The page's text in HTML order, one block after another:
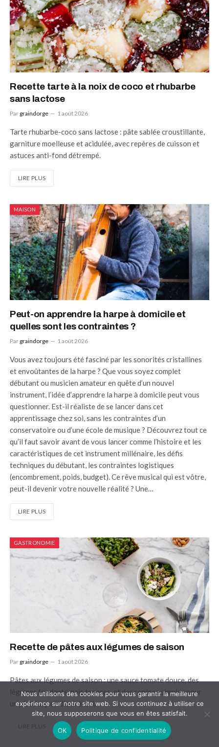
Recette tarte à la noix de coco et rhubarbe
sans lactose
Par graindorge 1 août 2026
Tarte rhubarbe-coco sans lactose : pâte sablée croustillante,
garniture moelleuse et acidulée, avec repères de cuisson et
astuces anti-fond détrempé.
LIRE PLUS
MAISON
Peut-on apprendre la harpe à domicile et
quelles sont les contraintes ?
Par graindorge 1 août 2026
Vous avez toujours été fasciné par les sonorités cristallines
et envoûtantes de la harpe ? Que vous soyez complet
débutant ou musicien amateur en quête d’un nouvel
instrument, l’idée d’apprendre la harpe à domicile peut vous
questionner. Est-il réaliste de se lancer dans cet
apprentissage chez soi, sans les contraintes d’un
conservatoire ou d’une école de musique ? Découvrez tout ce
qu’il faut savoir avant de vous lancer comme l’histoire et les
caractéristiques de cet instrument millénaire, les défis
techniques du débutant, les contraintes logistiques
(encombrement, poids, budget). Ce rêve musical qui est vôtre,
peut-il devenir votre nouvelle réalité ? Une…
LIRE PLUS
GASTRONOMIE
Recette de pâtes aux légumes de saison
Par graindorge 1 août 2026
Pâtes aux légumes de saison : une sauce tomate douce, des
légumes fondants mais tenaces, et des repères simples pour
un plat du quotidien réussi.
LIRE PLUS
Nous utilisons des cookies pour vous garantir la meilleure
expérience sur notre site web. Si vous continuez à utiliser ce
site, nous supposerons que vous en êtes satisfait.
OK Politique de confidentialité